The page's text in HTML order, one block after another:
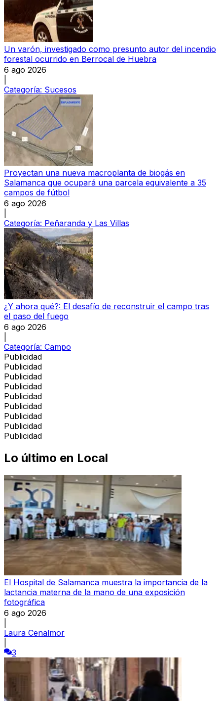
Un varón, investigado como presunto autor del incendio
forestal ocurrido en Berrocal de Huebra
6 ago 2026
Categoría: Sucesos
Proyectan una nueva macroplanta de biogás en
Salamanca que ocupará una parcela equivalente a 35
campos de fútbol
6 ago 2026
Categoría: Peñaranda y Las Villas
¿Y ahora qué?: El desafío de reconstruir el campo tras
el paso del fuego
6 ago 2026
Categoría: Campo
Publicidad
Publicidad
Publicidad
Publicidad
Publicidad
Publicidad
Publicidad
Publicidad
Publicidad
Lo último en Local
El Hospital de Salamanca muestra la importancia de la
lactancia materna de la mano de una exposición
fotográfica
6 ago 2026
Laura Cenalmor
3